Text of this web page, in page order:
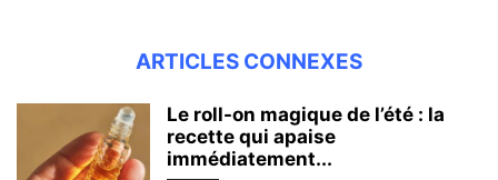
ARTICLES CONNEXES
Le roll-on magique de l’été : la
recette qui apaise
immédiatement...